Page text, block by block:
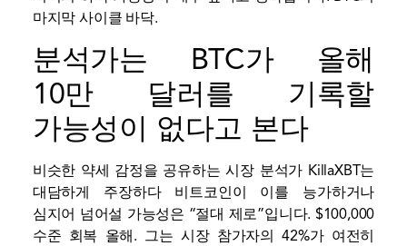
마지막 사이클 바닥.
분석가는 BTC가 올해
10만 달러를 기록할
가능성이 없다고 본다
비슷한 약세 감정을 공유하는 시장 분석가 KillaXBT는
대담하게 주장하다비트코인이 이를 능가하거나
심지어 넘어설 가능성은 “절대 제로”입니다. $100,000
수준 회복 올해. 그는 시장 참가자의 42%가 여전히